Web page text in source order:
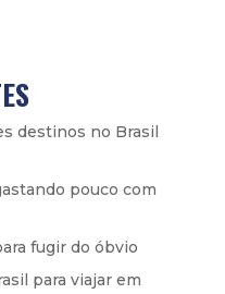
destinos no Brasil
pouco com
fugir do óbvio
para viajar em